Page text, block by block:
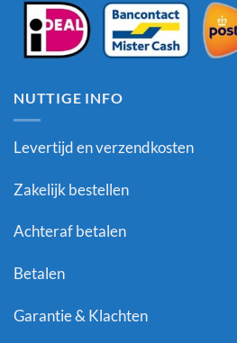
NUTTIGE INFO
Levertijd en verzendkosten
Zakelijk bestellen
Achteraf betalen
Betalen
Garantie & Klachten